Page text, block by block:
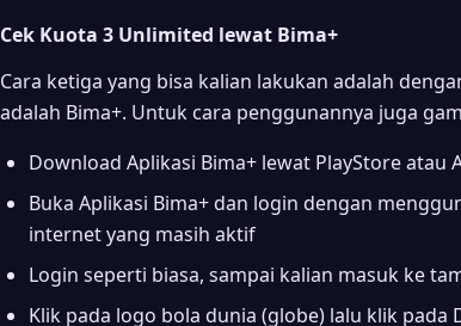
Cek Kuota 3 Unlimited lewat Bima+
Cara ketiga yang bisa kalian lakukan adalah
adalah Bima+. Untuk cara penggunannya juga
Download Aplikasi Bima+ lewat PlayStore atau
Buka Aplikasi Bima+ dan login dengan
internet yang masih aktif
Login seperti biasa, sampai kalian masuk ke
Klik pada logo bola dunia (globe) lalu klik